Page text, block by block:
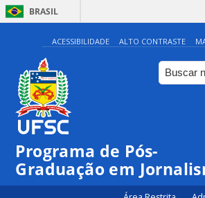
BRASIL
ACESSIBILIDADE ALTO CONTRASTE
Programa de Pós-
Graduação em